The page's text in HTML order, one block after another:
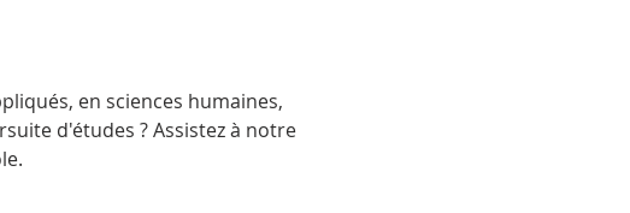
en sciences humaines,
d'études ? Assistez à notre